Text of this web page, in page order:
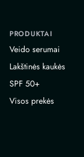
PRODUKTAI
Veido serumai
Lakštinės kaukės
SPF 50+
Visos prekės